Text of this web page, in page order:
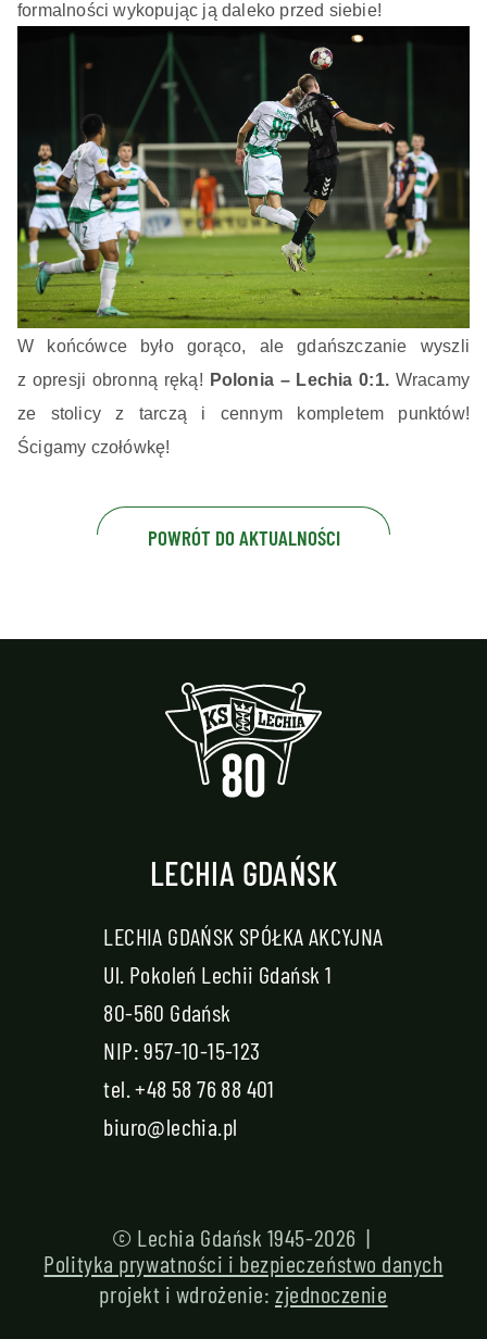
formalności wykopując ją daleko przed siebie!
W końcówce było gorąco, ale gdańszczanie wyszli
z opresji obronną ręką! Polonia – Lechia 0:1.Wracamy
ze stolicy z tarczą i cennym kompletem punktów!
Ścigamy czołówkę!
POWRÓT DO AKTUALNOŚCI
LECHIA GDAŃSK
LECHIA GDAŃSK SPÓŁKA AKCYJNA
Ul. Pokoleń Lechii Gdańsk 1
80-560 Gdańsk
NIP: 957-10-15-123
tel.+48 58 76 88 401
biuro@lechia.pl
© Lechia Gdańsk 1945-2026 |
Polityka prywatności i bezpieczeństwo danych
projekt i wdrożenie: zjednoczenie